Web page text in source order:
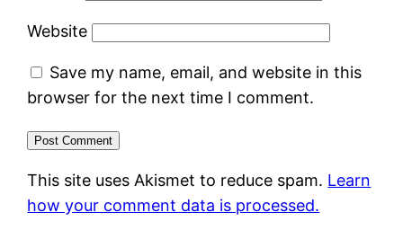
Website
Save my name, email, and website in this
browser for the next time I comment.
This site uses Akismet to reduce spam. Learn
how your comment data is processed.